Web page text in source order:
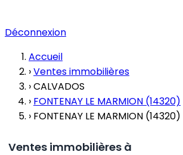
Déconnexion
Accueil
›Ventes immobilières
›CALVADOS
› FONTENAY LE MARMION (14320)
› FONTENAY LE MARMION (14320)
Ventes immobilières à